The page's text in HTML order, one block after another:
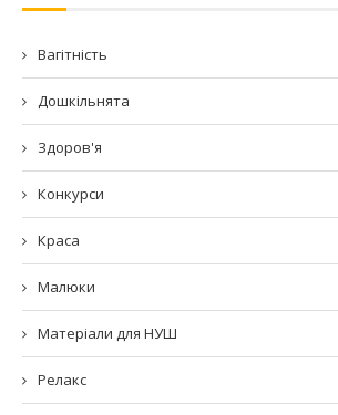
Вагітність
Дошкільнята
Здоров'я
Конкурси
Краса
Малюки
Матеріали для НУШ
Релакс